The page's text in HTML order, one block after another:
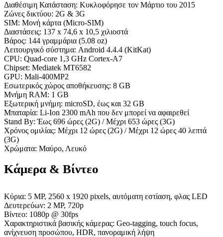
Διαθέσιμη Κατάσταση: Κυκλοφόρησε τον Μάρτιο του 2015
Ζώνες δικτύου: 2G & 3G
SIM: Μονή κάρτα (Micro-SIM)
Διαστάσεις: 137 x 74,6 x 10,5 χιλιοστά
Βάρος: 144 γραμμάρια (5.08 oz)
Λειτουργικό σύστημα: Android 4.4.4 (KitKat)
CPU: Quad-core 1,3 GHz Cortex-A7
Chipset: Mediatek MT6582
GPU: Mali-400ΜΡ2
Εσωτερικός χώρος αποθήκευσης: 8 GB
Μνήμη RAM: 1 GB
Εξωτερική μνήμη: microSD, έως και 32 GB
Μπαταρία: Li-Ion 2300 mAh που δεν μπορεί να αφαιρεθεί
Stand By: Έως 696 ώρες (2G) / Μέχρι 653 ώρες (3G)
Χρόνος ομιλίας: Μέχρι 12 ώρες (2G) / Μέχρι 12 ώρες 40 λεπτά
(3G)
Χρώματα: Μαύρο, Λευκό
Κάμερα & Βίντεο
Κύρια: 5 MP, 2560 x 1920 pixels, αυτόματη εστίαση, φλας LED
Δευτερεύων: 2 MP, 720p
Βίντεο: 1080p @ 30fps
Χαρακτηριστικά βασικής κάμερας: Geo-tagging, touch focus,
ανίχνευση προσώπου, HDR, πανοραμική λήψη